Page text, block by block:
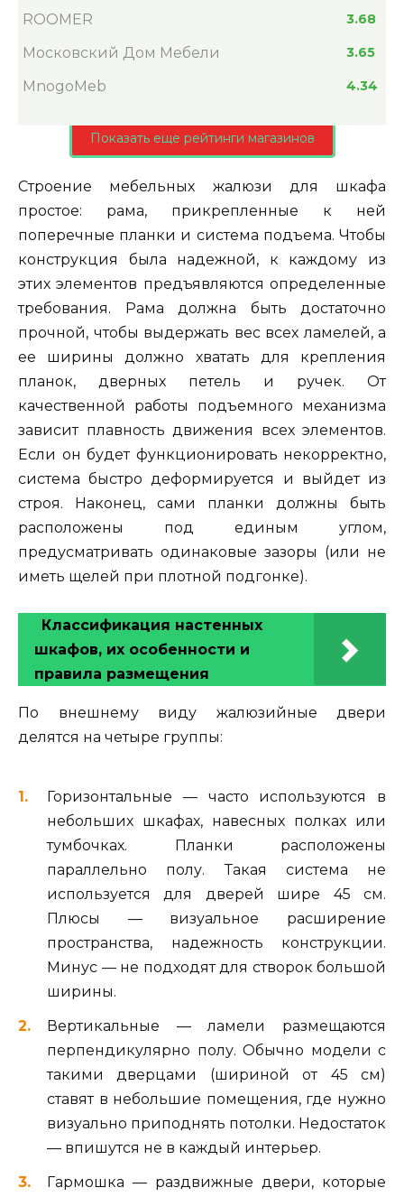
ROOMER 3.68
Московский Дом Мебели 3.65
MnogoMeb 4.34
Показать еще рейтинги магазинов
Строение мебельных жалюзи для шкафа
простое: рама, прикрепленные к ней
поперечные планки и система подъема. Чтобы
конструкция была надежной, к каждому из
этих элементов предъявляются определенные
требования. Рама должна быть достаточно
прочной, чтобы выдержать вес всех ламелей, а
ее ширины должно хватать для крепления
планок, дверных петель и ручек. От
качественной работы подъемного механизма
зависит плавность движения всех элементов.
Если он будет функционировать некорректно,
система быстро деформируется и выйдет из
строя. Наконец, сами планки должны быть
расположены под единым углом,
предусматривать одинаковые зазоры (или не
иметь щелей при плотной подгонке).
Классификация настенных
шкафов, их особенности и
правила размещения
По внешнему виду жалюзийные двери
делятся на четыре группы:
Горизонтальные — часто используются в
небольших шкафах, навесных полках или
тумбочках. Планки расположены
параллельно полу. Такая система не
используется для дверей шире 45 см.
Плюсы — визуальное расширение
пространства, надежность конструкции.
Минус — не подходят для створок большой
ширины.
Вертикальные — ламели размещаются
перпендикулярно полу. Обычно модели с
такими дверцами (шириной от 45 см)
ставят в небольшие помещения, где нужно
визуально приподнять потолки. Недостаток
— впишутся не в каждый интерьер.
Гармошка — раздвижные двери, которые